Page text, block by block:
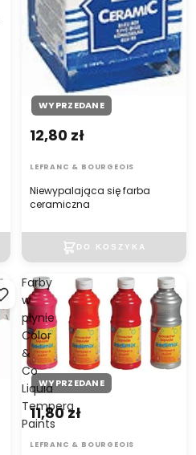
WYPRZEDANE
Niewypalająca się farba
ceramiczna
12,80 zł
LEFRANC & BOURGEOIS
Farby
w
płynie
Color
&
Co
Liquid
Tempera
Paints
WYPRZEDANE
11,80 zł
LEFRANC & BOURGEOIS